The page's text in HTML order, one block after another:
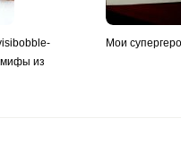
мифы из
Мои